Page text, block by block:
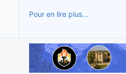
Pour en lire plus...